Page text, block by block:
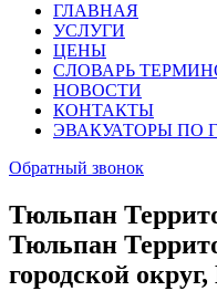
ГЛАВНАЯ
УСЛУГИ
ЦЕНЫ
СЛОВАРЬ
НОВОСТИ
КОНТАКТЫ
ЭВАКУАТОРЫ ПО
Обратный звонок
Тюльпан
Тюльпан
городской